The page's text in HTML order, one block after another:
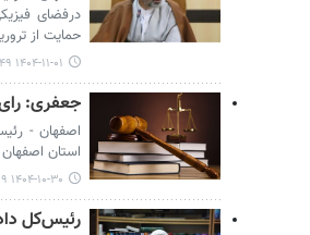
درفضای
حمایت از
۱۴۰۴-۱۱-۰۱ ۱۰:۴۹
جعفری:
اصفهان -
استان
۱۴۰۴-۱۰-۳۰ ۰۹:۰۹
رئیس‌کل